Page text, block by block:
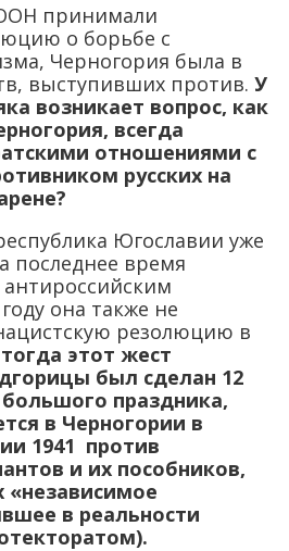
принимали
о борьбе с
Черногория была в
выступивших против. У
возникает вопрос, как
всегда
отношениями с
русских на
Югославии уже
последнее время
она также не
резолюцию в
этот жест
был сделан 12
праздника,
в Черногории в
1941 против
и их пособников,
«независимое
в реальности